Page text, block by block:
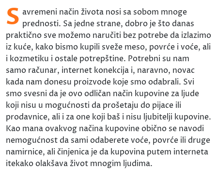
S avremeni način života nosi sa sobom mnoge
prednosti. Sa jedne strane, dobro je što danas
praktično sve možemo naručiti bez potrebe da izlazimo
iz kuće, kako bismo kupili sveže meso, povrće i voće, ali
i kozmetiku i ostale potrepštine. Potrebni su nam
samo računar, internet konekcija i, naravno, novac
kada nam donesu proizvode koje smo odabrali. Svi
smo svesni da je ovo odličan način kupovine za ljude
koji nisu u mogućnosti da prošetaju do pijace ili
prodavnice, ali i za one koji baš i nisu ljubitelji kupovine.
Kao mana ovakvog načina kupovine obično se navodi
nemogućnost da sami odaberete voće, povrće ili druge
namirnice, ali činjenica je da kupovina putem interneta
itekako olakšava život mnogim ljudima.